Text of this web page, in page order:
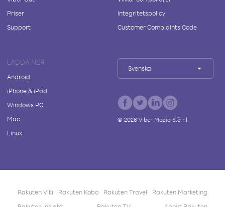
Priser
Support
Integritetspolicy
Customer Complaints Code
LADDA NER
Android
iPhone & iPad
Windows PC
Mac
Linux
Svenska
© 2026Viber Media S.à r.l.
Rakuten Viki Rakuten Kobo Rakuten Travel
Rakuten Marketing